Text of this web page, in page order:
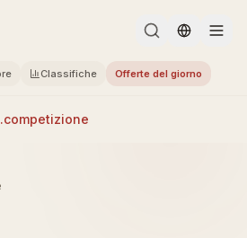
Change
Classifiche Offerte del giorno